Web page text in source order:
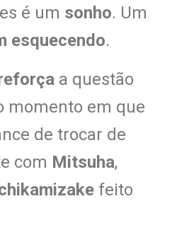
é um sonho. Um
esquecendo.
a questão
momento em que
de trocar de
com Mitsuha,
feito